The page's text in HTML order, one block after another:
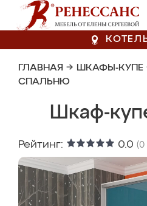
ГЛАВНАЯ → ШКАФЫ-КУПЕ
СПАЛЬНЮ
Шкаф-
Рейтинг: 0.0 (0